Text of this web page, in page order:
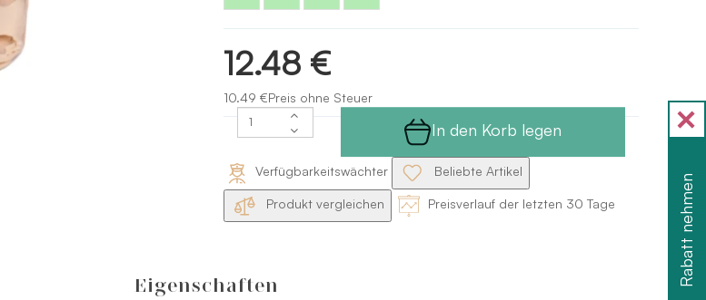
12.48 €
10.49 €Preis ohne Steuer
In den Korb legen
Verfügbarkeitswächter Beliebte Artikel
Produkt vergleichen Preisverlauf der letzten 30 Tage
Eigenschaften Rabatt nehmen